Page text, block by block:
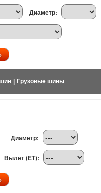
Диаметр:
шин Грузовые шины
Диаметр:
Вылет (ET):